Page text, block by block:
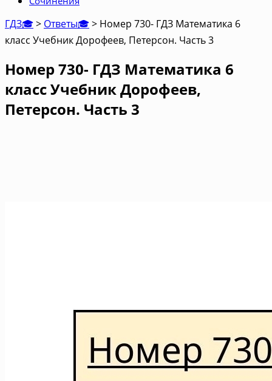
ГДЗ🎓> Ответы🎓> Номер 730- ГДЗ Математика 6
класс Учебник Дорофеев, Петерсон. Часть 3
Номер 730- ГДЗ Математика 6
класс Учебник Дорофеев,
Петерсон. Часть 3